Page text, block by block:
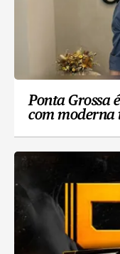
Ponta Grossa
com moderna